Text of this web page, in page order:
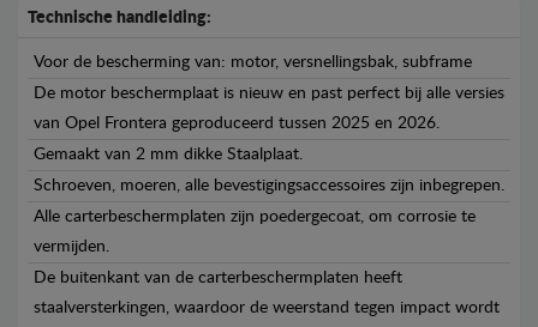
Technische handleiding:
Voor de bescherming van: motor, versnellingsbak, subframe
De motor beschermplaat is nieuw en past perfect bij alle versies
van Opel Frontera geproduceerd tussen 2025 en 2026.
Gemaakt van 2 mm dikke Staalplaat.
Schroeven, moeren, alle bevestigingsaccessoires zijn inbegrepen.
Alle carterbeschermplaten zijn poedergecoat, om corrosie te
vermijden.
De buitenkant van de carterbeschermplaten heeft
staalversterkingen, waardoor de weerstand tegen impact wordt